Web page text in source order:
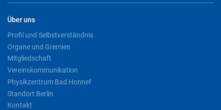
Über uns
Profil und Selbstverständnis
Organe und Gremien
Mitgliedschaft
Vereinskommunikation
Physikzentrum Bad Honnef
Standort Berlin
Kontakt